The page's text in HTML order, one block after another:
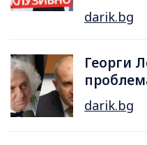
darik.bg
Георги
darik.bg